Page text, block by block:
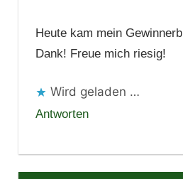
Heute kam mein
Dank! Freue mich riesig!
Wird geladen …
Antworten